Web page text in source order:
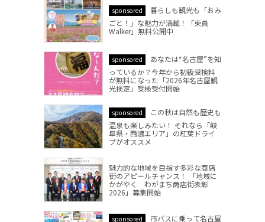
sponsored
暮らしも観光も「おみ
ごと！」な魅力が満載！「東員
Walker」無料公開中
sponsored
あなたは“名古屋”を知
っているか？今年から初級受検料
が無料になった「2026年名古屋観
光検定」受検受付開始
sponsored
この秋は自然も歴史も
温泉も楽しみたい！ それなら「岐
阜県・西濃エリア」の紅葉ドライ
ブがオススメ
魅力的な地域を目指す多彩な商店
街のアピールチャンス！ 「地域に
かがやく わがまち商店街表彰
2026」募集開始
sponsored
市バスに乗って名古屋